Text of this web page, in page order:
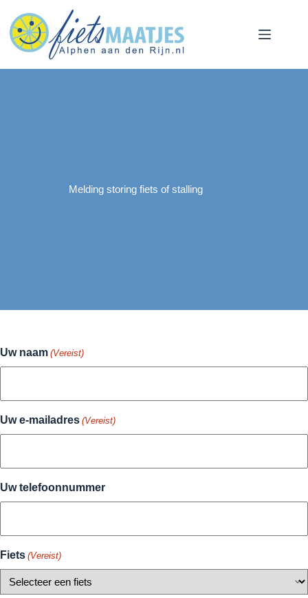
naar
de
inhoud
Melding storing fiets of stalling
Uw naam (Vereist)
Uw e-mailadres (Vereist)
Uw telefoonnummer
Fiets (Vereist)